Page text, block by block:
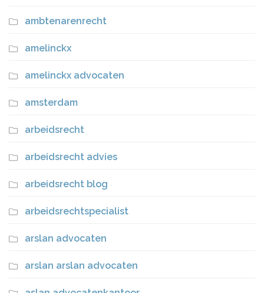
ambtenarenrecht
amelinckx
amelinckx advocaten
amsterdam
arbeidsrecht
arbeidsrecht advies
arbeidsrecht blog
arbeidsrechtspecialist
arslan advocaten
arslan arslan advocaten